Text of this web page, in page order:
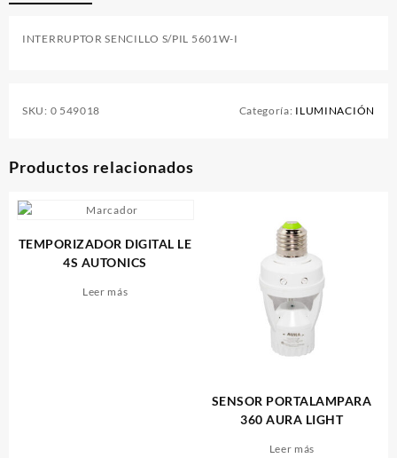
INTERRUPTOR SENCILLO S/PIL 5601W-I
SKU: 0 549018 Categoría: ILUMINACIÓN
Productos relacionados
TEMPORIZADOR DIGITAL LE
4S AUTONICS
Leer más
SENSOR PORTALAMPARA
360 AURA LIGHT
Leer más